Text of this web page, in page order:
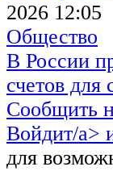
2026 12:05
Общество
В России
счетов для
Сообщить
Войдит/a>
для